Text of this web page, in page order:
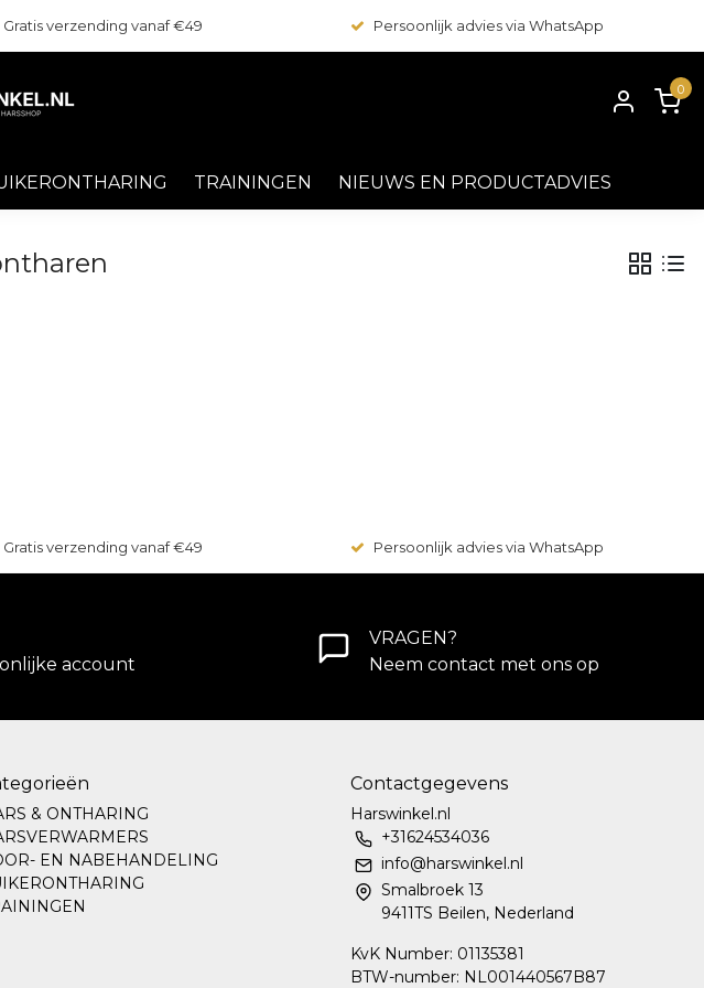
Gratis verzending vanaf €49 Persoonlijk advies via WhatsApp
0
TRAININGEN NIEUWS EN PRODUCTADVIES
Gratis verzending vanaf €49 Persoonlijk advies via WhatsApp
account
VRAGEN?
Neem contact met ons op
& ONTHARING
EN NABEHANDELING
Contactgegevens
Harswinkel.nl
+31624534036
info@harswinkel.nl
Smalbroek 13
9411TS Beilen, Nederland
KvK Number: 01135381
BTW-number: NL001440567B87